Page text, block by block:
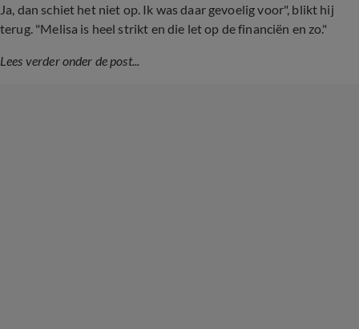
Ja, dan schiet het niet op. Ik was daar gevoelig voor", blikt hij
terug. "Melisa is heel strikt en die let op de financiën en zo."
Lees verder onder de post...